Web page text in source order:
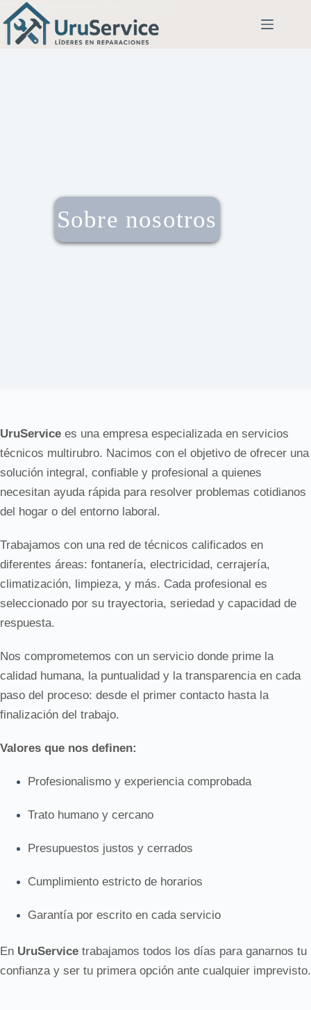
Sobre nosotros
UruService es una empresa especializada en servicios
técnicos multirubro. Nacimos con el objetivo de ofrecer una
solución integral, confiable y profesional a quienes
necesitan ayuda rápida para resolver problemas cotidianos
del hogar o del entorno laboral.
Trabajamos con una red de técnicos calificados en
diferentes áreas: fontanería, electricidad, cerrajería,
climatización, limpieza, y más. Cada profesional es
seleccionado por su trayectoria, seriedad y capacidad de
respuesta.
Nos comprometemos con un servicio donde prime la
calidad humana, la puntualidad y la transparencia en cada
paso del proceso: desde el primer contacto hasta la
finalización del trabajo.
Valores que nos definen:
Profesionalismo y experiencia comprobada
Trato humano y cercano
Presupuestos justos y cerrados
Cumplimiento estricto de horarios
Garantía por escrito en cada servicio
En UruService trabajamos todos los días para ganarnos tu
confianza y ser tu primera opción ante cualquier imprevisto.